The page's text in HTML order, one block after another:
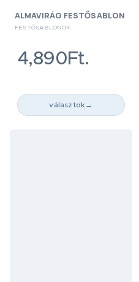
ALMAVIRÁG FESTŐSABLON
FESTŐSABLONOK
4,890Ft.
választok →